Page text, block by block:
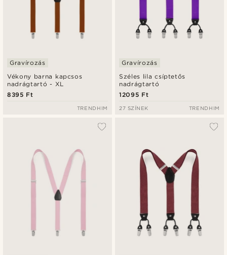
Vékony barna kapcsos
nadrágtartó - XL
Gravírozás
8395 Ft
TRENDHIM
Széles lila csíptetős
nadrágtartó
Gravírozás
12095 Ft
27 SZÍNEK TRENDHIM